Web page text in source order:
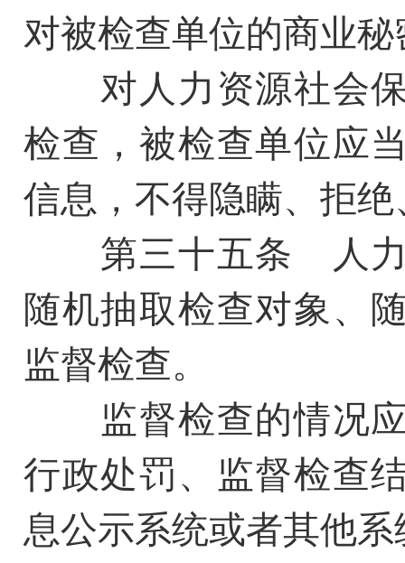
对被检查单位的商业
对人力资源社会保
检查，被检查单位应
信息，不得隐瞒、拒
第三十五条 人力
随机抽取检查对象、
监督检查。
监督检查的情况应
行政处罚、监督检查
息公示系统或者其他